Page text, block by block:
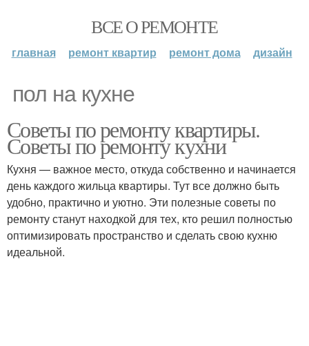
ВСЕ О РЕМОНТЕ
главная ремонт квартир ремонт дома дизайн
пол на кухне
Советы по ремонту квартиры.
Советы по ремонту кухни
Кухня — важное место, откуда собственно и начинается
день каждого жильца квартиры. Тут все должно быть
удобно, практично и уютно. Эти полезные советы по
ремонту станут находкой для тех, кто решил полностью
оптимизировать пространство и сделать свою кухню
идеальной.